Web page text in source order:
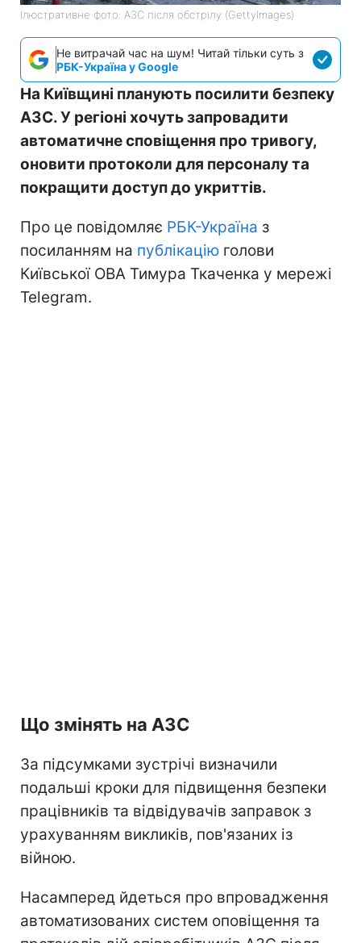
Ілюстративне фото: АЗС після обстрілу (GettyImages)
Не витрачай час на шум! Читай тільки суть з
РБК-Україна у Google
На Київщині планують посилити безпеку
АЗС. У регіоні хочуть запровадити
автоматичне сповіщення про тривогу,
оновити протоколи для персоналу та
покращити доступ до укриттів.
Про це повідомляє РБК-Україна з
посиланням на публікацію голови
Київської ОВА Тимура Ткаченка у мережі
Telegram.
Що змінять на АЗС
За підсумками зустрічі визначили
подальші кроки для підвищення безпеки
працівників та відвідувачів заправок з
урахуванням викликів, пов'язаних із
війною.
Насамперед йдеться про впровадження
автоматизованих систем оповіщення та